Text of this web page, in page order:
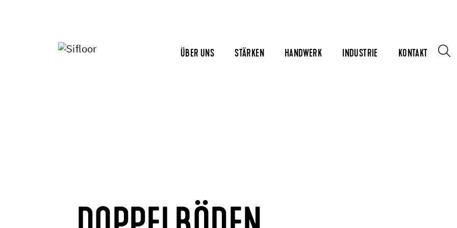
ÜBER UNS STÄRKEN HANDWERK INDUSTRIE KONTAKT